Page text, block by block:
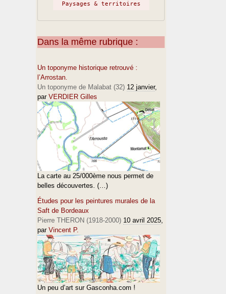
Paysages & territoires
Dans la même rubrique :
Un toponyme historique retrouvé :
l’Arrostan.
Un toponyme de Malabat (32) 12 janvier,
par VERDIER Gilles
La carte au 25/000ème nous permet de
belles découvertes. (…)
Études pour les peintures murales de la
Saft de Bordeaux
Pierre THERON (1918-2000) 10 avril 2025,
par Vincent P.
Un peu d’art sur Gasconha.com !